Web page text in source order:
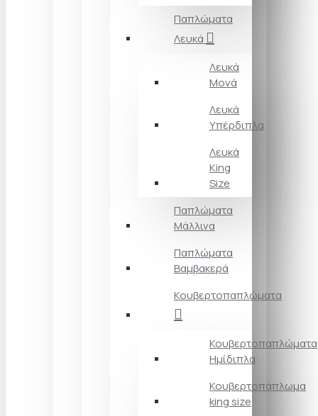
Παπλώματα
Λευκά
Λευκά
Μονά
Λευκά
Υπέρδιπλα
Λευκά
King
Size
Παπλώματα
Μάλλινα
Παπλώματα
Βαμβακερά
Κουβερτοπαπλώματα
Κουβερτοπαπλώματα
Ημίδιπλα
Κουβερτοπάπλωμα
king size